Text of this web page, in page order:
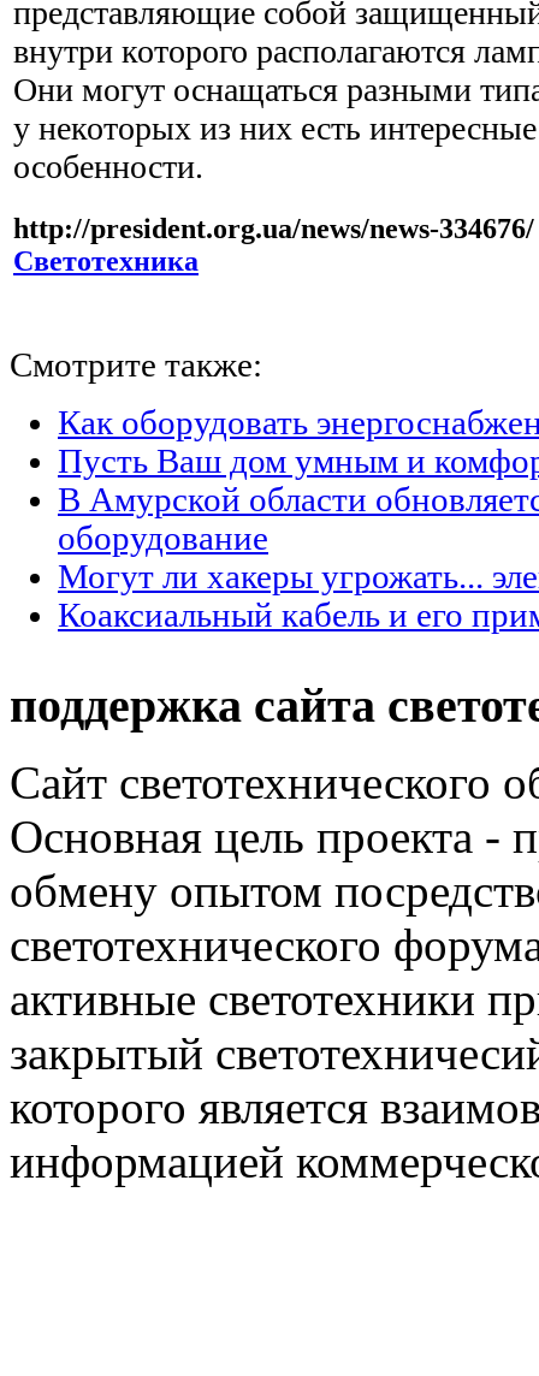
представляющие собой
внутри которого располагаются
Они могут оснащаться разными
у некоторых из них есть
особенности.
http://president.org.ua/news/news-334676/
Светотехника
Смотрите также:
Как оборудовать
Пусть Ваш дом умным и
В Амурской области
оборудование
Могут ли хакеры угрожать...
Коаксиальный кабель и его
поддержка сайта
Сайт светотехнического
Основная цель проекта -
обмену опытом
светотехнического
активные светотехники
закрытый
которого является
информацией